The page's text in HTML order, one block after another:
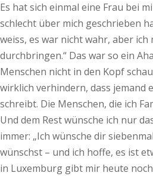
Es hat sich einmal eine Frau bei
schlecht über mich geschrieben
weiss, es war nicht wahr, aber
durchbringen.“ Das war so ein
Menschen nicht in den Kopf
wirklich verhindern, dass jemand
schreibt. Die Menschen, die ich
Und dem Rest wünsche ich nur
immer: „Ich wünsche dir
wünschst – und ich hoffe, es ist
in Luxemburg gibt mir heute